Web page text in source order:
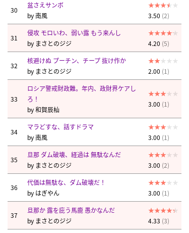
30
盆さえサンボ
by南風 3.50 (2)
31
侵攻 モロいわ、弱い露 もう来んし
by まさとのジジ 4.20 (5)
32
核避けぬ プーチン、チープ 抜け作か
by まさとのジジ 2.00 (1)
33
ロシア警戒財政難。年内、政財界ケアし
ろ！
by和賀辰杣
3.00 (1)
34
マラどすな、話すドラマ
by南風 3.00 (1)
35
旦那 ダム破壊、経過は 無駄なんだ
by まさとのジジ 3.00 (2)
36
代価は無駄な、ダム破壊だ！
by はぎやん 3.00 (1)
37
旦那か 露を庇う馬鹿 愚かなんだ
by まさとのジジ 4.33 (3)